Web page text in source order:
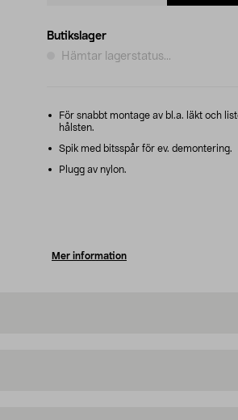
Butikslager
Hämtar lagerstatus...
För snabbt montage av bl.a. läkt och
hålsten.
Spik med bitsspår för ev. demontering.
Plugg av nylon.
Mer information